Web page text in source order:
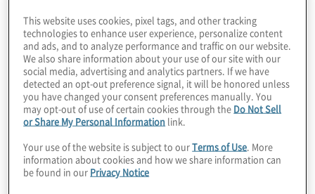
Innanzitutto perché lo richiede il «Codice di
Autodisciplina per le Società Quotate»
predisposto dal Comitato per la Corporate
Governance, che attribuisce la
responsabilità ultima della valutazione
periodica di adeguatezza del Sistema di
Controllo Interno e Gestione dei Rischi al
Consiglio di Amministrazione. Come noto, il
Codice di Autodisciplina appartiene alla
This website uses cookies, pixel tags, and other tracking
technologies to enhance user experience, personalize content
and ads, and to analyze performance and traffic on our website.
We also share information about your use of our site with our
social media, advertising and analytics partners. If we have
detected an opt-out preference signal, it will be honored unless
you have changed your consent preferences manually. You
may opt-out of use of certain cookies through the Do Not Sell
or Share My Personal Information link.
Your use of the website is subject to ourTerms of Use . More
information about cookies and how we share information can
be found in our Privacy Notice